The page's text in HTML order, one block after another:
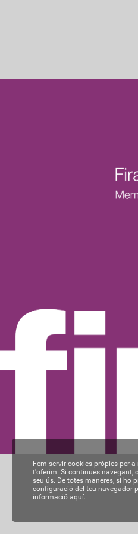
Fem servir cookies pròpies per
t'oferim. Si continues navegant,
seu ús. De totes maneres, si ho
configuració del teu navegador
informació aquí.